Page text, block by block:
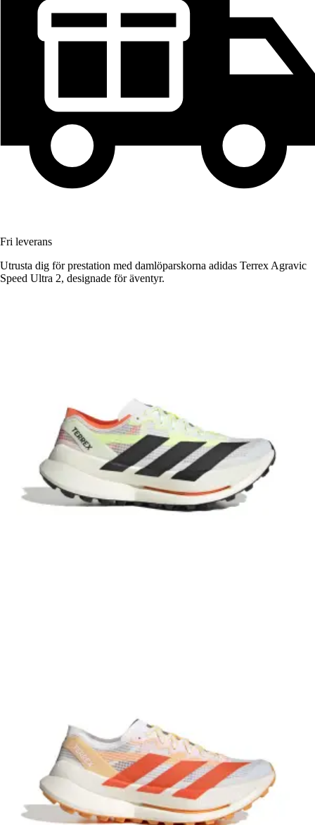
Fri leverans
Utrusta dig för prestation med damlöparskorna adidas Terrex Agravic
Speed Ultra 2, designade för äventyr.